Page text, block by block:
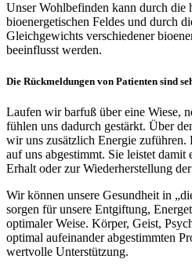
Unser Wohlbefinden kann durch die
bioenergetischen Feldes und durch
Gleichgewichts verschiedener
beeinflusst werden.
Die Rückmeldungen von Patienten sind
Laufen wir barfuß über eine Wiese,
fühlen uns dadurch gestärkt. Über
wir uns zusätzlich Energie
auf uns abgestimmt. Sie leistet
Erhalt oder zur Wiederherstellung
Wir können unsere Gesundheit in
sorgen für unsere Entgiftung,
optimaler Weise. Körper, Geist,
optimal aufeinander abgestimmten
wertvolle Unterstützung.